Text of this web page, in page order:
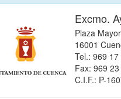
Excmo.
Plaza
16001
Tel.: 969 17
Fax: 969 23
C.I.F.: P-